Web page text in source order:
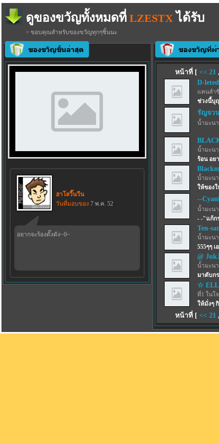
ดูของขวัญทั้งหมดที่ LZESTX ได้รับ
> ขอบคุณสำหรับของขวัญทุกๆชิ้นนะ
ฮาโลวี๊นวีน
วันที่มอบของ 7 พ.ค. 52
อยากจะร้องดั๊งดัง~0~
หน้าที่ [ << 21 ,
D-leted
แคนลำ
ช่วงนี้บุ
รัญจว
น้ำมะน
น้ำมะน
ร้อน อย
น้ำมะน
ให้ของ
--
น้ำมะน
- -"แก้ก
Ten-
น้ำมะน
555ๆๆ
@
น้ำมะน
มาดับก
☆
ที่1 ในใ
ให้มั่งๆ
หน้าที่ [ << 21 ,